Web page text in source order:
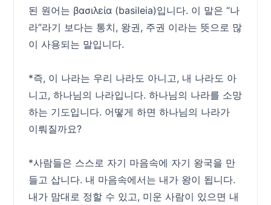
된 원어는 βασιλεία (basileia)입니다. 이 말은 “나
라”라기 보다는 통치, 왕권, 주권 이라는 뜻으로 많
이 사용되는 말입니다.
*즉, 이 나라는 우리 나라도 아니고, 내 나라도 아
니고, 하나님의 나라입니다. 하나님의 나라를 소망
하는 기도입니다. 어떻게 하면 하나님의 나라가
이뤄질까요?
*사람들은 스스로 자기 마음속에 자기 왕국을 만
들고 삽니다. 내 마음속에서는 내가 왕이 됩니다.
내가 맘대로 정할 수 있고, 미운 사람이 있으면 내